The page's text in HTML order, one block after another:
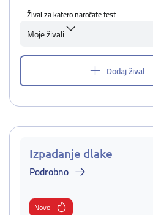
Žival za katero naročate test
Moje živali
Dodaj žival
Izpadanje dlake
Podrobno
Novo